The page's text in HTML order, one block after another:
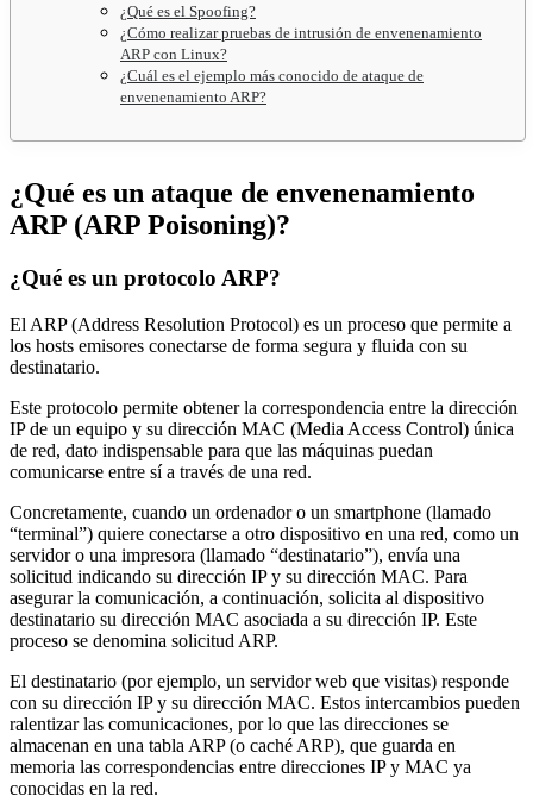
¿Qué es el Spoofing?
¿Cómo realizar pruebas de intrusión de envenenamiento
ARP con Linux?
¿Cuál es el ejemplo más conocido de ataque de
envenenamiento ARP?
¿Qué es un ataque de envenenamiento
ARP (ARP Poisoning)?
¿Qué es un protocolo ARP?
El ARP (Address Resolution Protocol) es un proceso que permite a
los hosts emisores conectarse de forma segura y fluida con su
destinatario.
Este protocolo permite obtener la correspondencia entre la dirección
IP de un equipo y su dirección MAC (Media Access Control) única
de red, dato indispensable para que las máquinas puedan
comunicarse entre sí a través de una red.
Concretamente, cuando un ordenador o un smartphone (llamado
“terminal”) quiere conectarse a otro dispositivo en una red, como un
servidor o una impresora (llamado “destinatario”), envía una
solicitud indicando su dirección IP y su dirección MAC. Para
asegurar la comunicación, a continuación, solicita al dispositivo
destinatario su dirección MAC asociada a su dirección IP. Este
proceso se denomina solicitud ARP.
El destinatario (por ejemplo, un servidor web que visitas) responde
con su dirección IP y su dirección MAC. Estos intercambios pueden
ralentizar las comunicaciones, por lo que las direcciones se
almacenan en una tabla ARP (o caché ARP), que guarda en
memoria las correspondencias entre direcciones IP y MAC ya
conocidas en la red.